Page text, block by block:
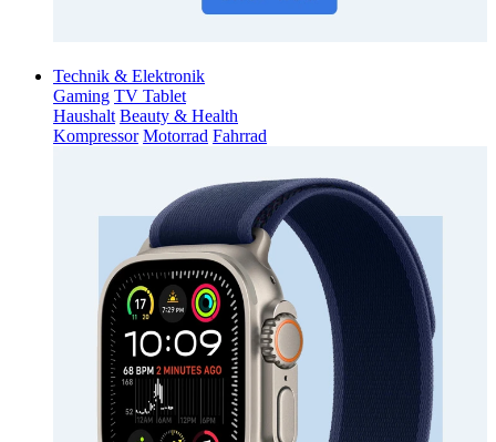
Technik & Elektronik
Gaming TV Tablet
Haushalt Beauty & Health
Kompressor Motorrad Fahrrad